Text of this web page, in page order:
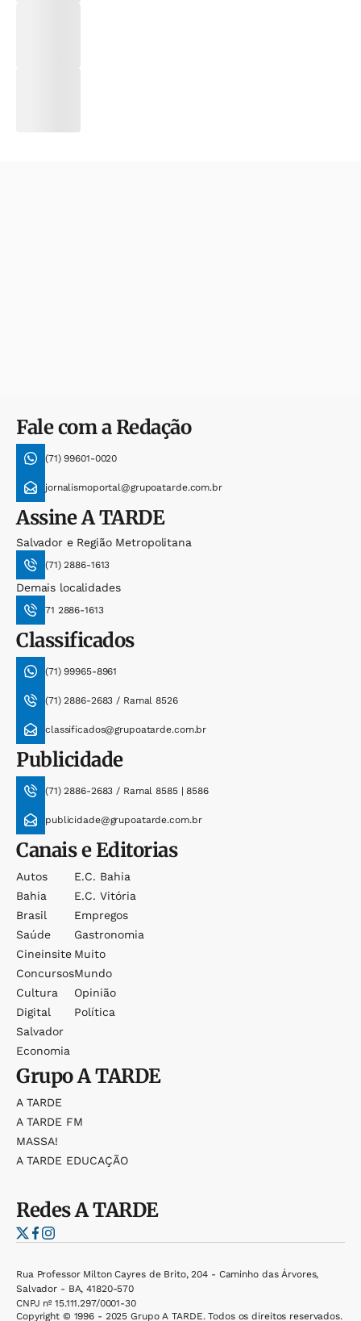
Fale com a Redação
(71) 99601-0020
jornalismoportal@grupoatarde.com.br
AssineA TARDE
Salvador e Região Metropolitana
(71) 2886-1613
Demais localidades
71 2886-1613
Classificados
(71) 99965-8961
(71) 2886-2683 / Ramal 8526
classificados@grupoatarde.com.br
Publicidade
(71) 2886-2683 / Ramal 8585 | 8586
publicidade@grupoatarde.com.br
Canais e Editorias
Autos
Bahia
Brasil
Saúde
Cineinsite
Concursos
Cultura
Digital
Salvador
Economia
E.c. Bahia
E.c. Vitória
Empregos
Gastronomia
Muito
Mundo
Opinião
Política
GrupoA TARDE
A TARDE
A TARDE FM
MASSA!
A TARDE EDUCAÇÃO
RedesA TARDE
Rua Professor Milton Cayres de Brito, 204 - Caminho das Árvores,
Salvador - BA, 41820-570
CNPJ nº 15.111.297/0001-30
Copyright © 1996 - 2025 Grupo A TARDE. Todos os direitos reservados.